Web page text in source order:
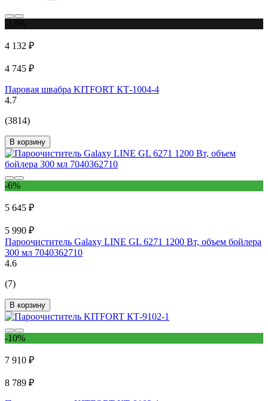
4 132 ₽
4 745 ₽
Паровая швабра KITFORT КТ-1004-4
4.7
(3814)
В корзину
-6%
5 645 ₽
5 990 ₽
Пароочиститель Galaxy LINE GL 6271 1200 Вт, объем бойлера
300 мл 7040362710
4.6
(7)
В корзину
-10%
7 910 ₽
8 789 ₽